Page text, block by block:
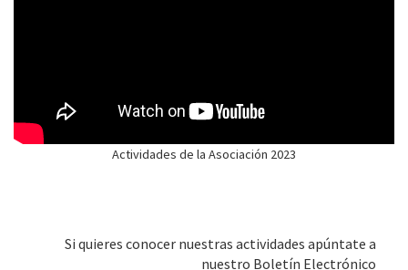
Actividades de la Asociación 2023
Si quieres conocer nuestras actividades apúntate a
nuestro Boletín Electrónico